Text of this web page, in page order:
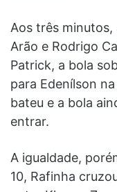
Aos três minutos,
Arão e Rodrigo
Patrick, a bola
para Edenílson
bateu e a bola
entrar.
A igualdade,
10, Rafinha